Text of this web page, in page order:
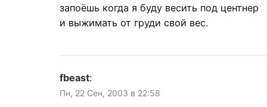
запоёшь когда я буду весить под центнер
и выжимать от груди свой вес.
fbeast:
Пн, 22 Сен, 2003 в 22:58